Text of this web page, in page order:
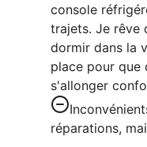
console
trajets. Je rêve
dormir dans la
place pour que
s'allonger
réparations,